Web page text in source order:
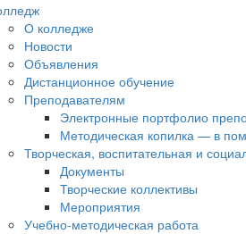
О колледже
Новости
Объявления
Дистанционное обучение
Преподавателям
Электронные портфолио
Методическая копилка — в
Творческая, воспитательная и
Документы
Творческие коллективы
Мероприятия
Учебно-методическая работа